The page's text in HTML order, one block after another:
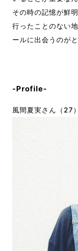
その時の記憶が鮮
行ったことのない
ールに出会うのが
-Profile-
風間夏実さん（ 27